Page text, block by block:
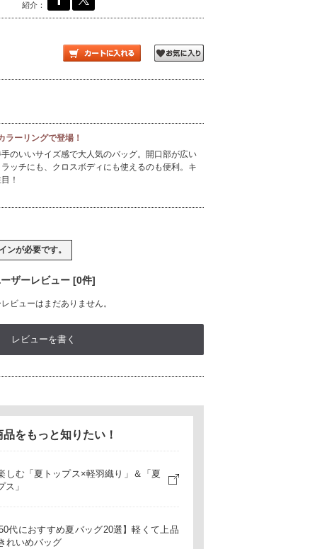
紹介：
ラーリングで登場！
のいいサイズ感で大人気のバッグ。開口部が広い
ッチにも、クロスボディにも使えるのも便利。キ
！
ンが必要です。
ザーレビュー [0件]
ビューはまだありません。
レビューを書く
品をもっと知りたい！
しむ「夏トップス×軽羽織り」＆「夏
ス」
50代におすすめ夏バッグ20選】軽くて上品
れいめバッグ